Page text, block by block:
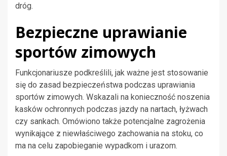
dróg.
Bezpieczne uprawianie
sportów zimowych
Funkcjonariusze podkreślili, jak ważne jest stosowanie
się do zasad bezpieczeństwa podczas uprawiania
sportów zimowych. Wskazali na konieczność noszenia
kasków ochronnych podczas jazdy na nartach, łyżwach
czy sankach. Omówiono także potencjalne zagrożenia
wynikające z niewłaściwego zachowania na stoku, co
ma na celu zapobieganie wypadkom i urazom.